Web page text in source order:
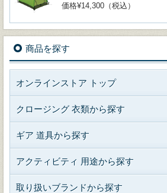
価格¥14,300（税込）
商品を探す
オンラインストア トップ
クロージング 衣類から探す
ギア 道具から探す
アクティビティ 用途から探す
取り扱いブランドから探す